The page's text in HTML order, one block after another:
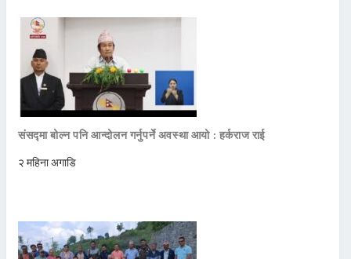
संसद्मा बोल्न पनि आन्दोलन गर्नुपर्ने अवस्था आयो : हर्कराज राई
२ महिना अगाडि